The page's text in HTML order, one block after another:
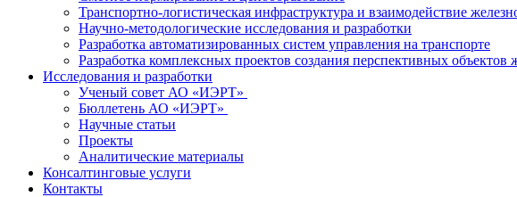
Транспортно-логистическая инфраструктура и взаимодействие
Научно-методологические исследования и разработки
Разработка автоматизированных систем управления на транспорте
Разработка комплексных проектов создания перспективных
Исследования и разработки
Ученый совет АО «ИЭРТ»
Бюллетень АО «ИЭРТ»
Научные статьи
Проекты
Аналитические материалы
Консалтинговые услуги
Контакты